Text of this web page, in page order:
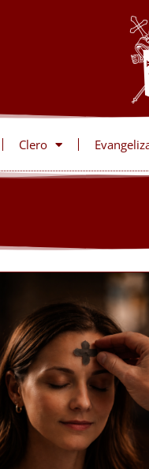
Clero